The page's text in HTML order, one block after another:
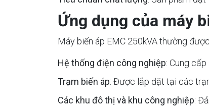
Ứng dụng của máy
Máy biến áp EMC 250kVA thường
Hệ thống điện công nghiệp: Cung
Trạm biến áp: Được lắp đặt tại các
Các khu đô thị và khu công nghiệp: